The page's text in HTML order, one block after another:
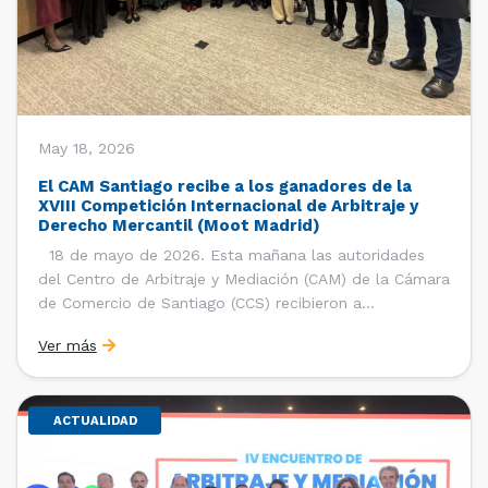
May 18, 2026
El CAM Santiago recibe a los ganadores de la
XVIII Competición Internacional de Arbitraje y
Derecho Mercantil (Moot Madrid)
18 de mayo de 2026. Esta mañana las autoridades
del Centro de Arbitraje y Mediación (CAM) de la Cámara
de Comercio de Santiago (CCS) recibieron a
Facultad de Derecho de la Universidad de Chile que se
consagró como ganador de la […]
Ver más
ACTUALIDAD